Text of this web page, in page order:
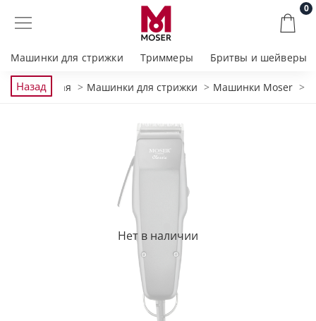
0
Машинки для стрижки Триммеры Бритвы и шейверы
НазадГлавная Машинки для стрижки Машинки Moser
Нет в наличии